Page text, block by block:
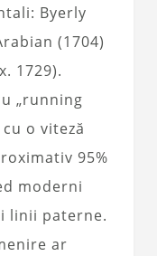
Byerly
(1704)
1729).
„running
o viteză
95%
moderni
linii paterne.
ar